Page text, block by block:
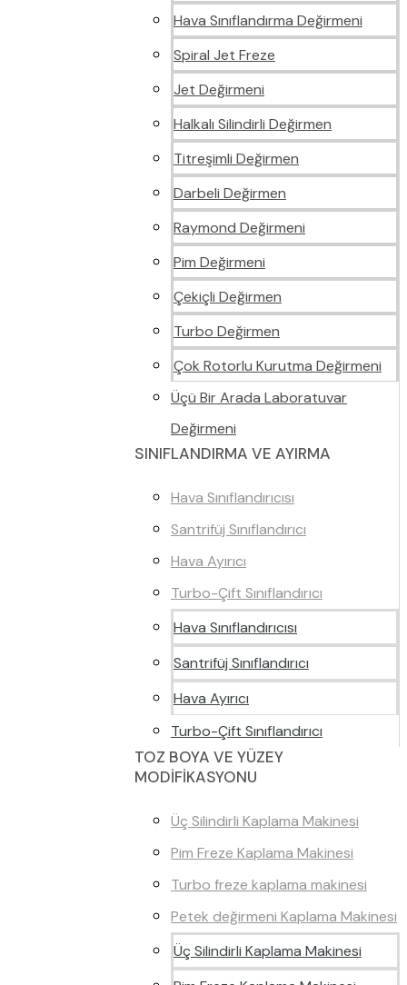
Hava Sınıflandırma Değirmeni
Spiral Jet Freze
Jet Değirmeni
Halkalı Silindirli Değirmen
Titreşimli Değirmen
Darbeli Değirmen
Raymond Değirmeni
Pim Değirmeni
Çekiçli Değirmen
Turbo Değirmen
Çok Rotorlu Kurutma Değirmeni
Üçü Bir Arada Laboratuvar
Değirmeni
SINIFLANDIRMA VE AYIRMA
Hava Sınıflandırıcısı
Santrifüj Sınıflandırıcı
Hava Ayırıcı
Turbo-Çift Sınıflandırıcı
Hava Sınıflandırıcısı
Santrifüj Sınıflandırıcı
Hava Ayırıcı
Turbo-Çift Sınıflandırıcı
TOZ BOYA VE YÜZEY
MODİFİKASYONU
Üç Silindirli Kaplama Makinesi
Pim Freze Kaplama Makinesi
Turbo freze kaplama makinesi
Petek değirmeni Kaplama Makinesi
Üç Silindirli Kaplama Makinesi